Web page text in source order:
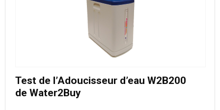
Test de l’Adoucisseur d’eau W2B200
de Water2Buy